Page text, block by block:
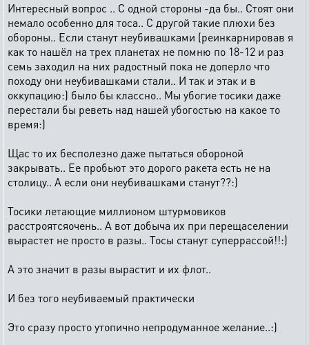
Интересный вопрос .. С одной стороны -да бы.. Стоят они
немало особенно для тоса.. С другой такие плюхи без
обороны.. Если станут неубивашками (реинкарнировав я
как то нашёл на трех планетах не помню по 18-12 и раз
семь заходил на них радостный пока не доперло что
походу они неубивашками стали.. И так и этак и в
оккупацию:) было бы классно.. Мы убогие тосики даже
перестали бы реветь над нашей убогостью на какое то
время:)
Щас то их бесполезно даже пытаться обороной
закрывать.. Ее пробьют это дорого ракета есть не на
столицу.. А если они неубивашками станут??:)
Тосики летающие миллионом штурмовиков
расстроятсяочень.. А вот добыча их при перещаселении
вырастет не просто в разы.. Тосы станут суперрассой!!:)
А это значит в разы вырастит и их флот..
И без того неубиваемый практически
Это сразу просто утопично непродуманное желание..:)